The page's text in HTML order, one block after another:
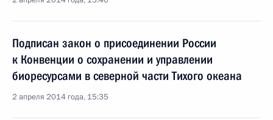
Подписан закон о присоединении России
к Конвенции о сохранении и управлении
биоресурсами в северной части Тихого океана
2 апреля 2014 года, 15:35